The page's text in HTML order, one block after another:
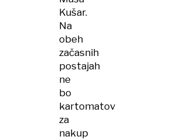
Kušar.
Na
obeh
začasnih
postajah
ne
bo
kartomatov
za
nakup